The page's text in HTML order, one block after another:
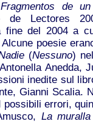
Fragmentos de
de Lectores
fine del 2004 a
poesie
(Nessuno)
Anedda,
inedite sul
Gianni Scalia.
possibili errori,
La